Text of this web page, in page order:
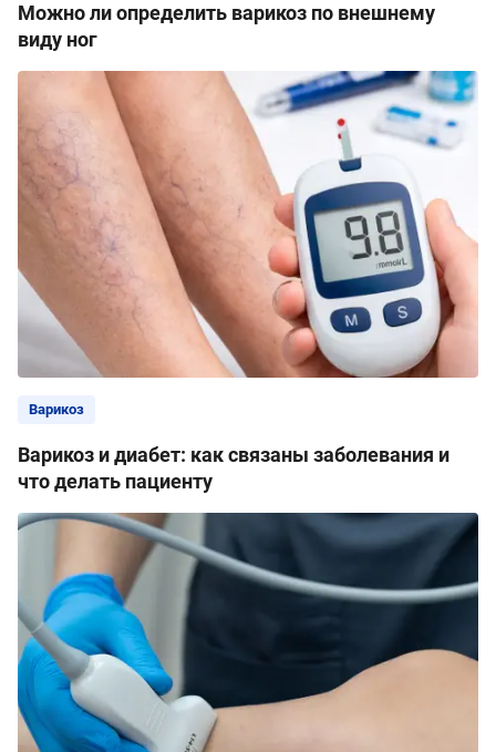
Можно ли определить варикоз по внешнему
виду ног
Варикоз
Варикоз и диабет: как связаны заболевания и
что делать пациенту